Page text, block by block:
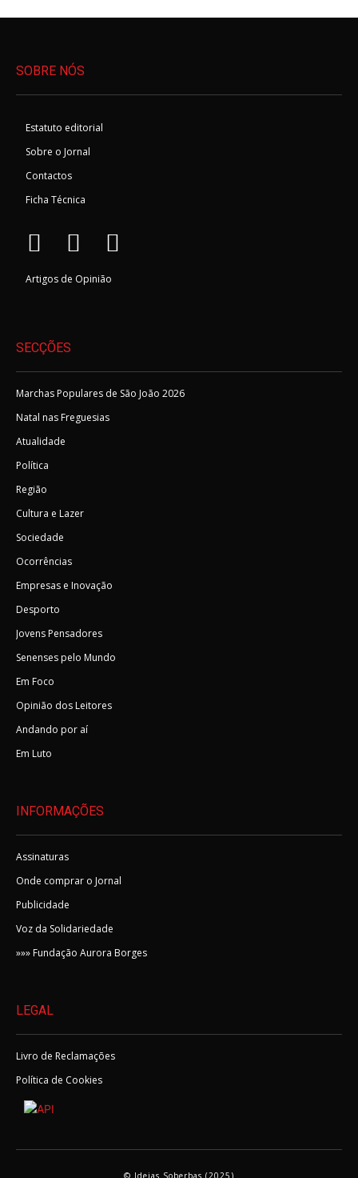
SOBRE NÓS
Estatuto editorial
Sobre o Jornal
Contactos
Ficha Técnica
Artigos de Opinião
SECÇÕES
Marchas Populares de São João 2026
Natal nas Freguesias
Atualidade
Política
Região
Cultura e Lazer
Sociedade
Ocorrências
Empresas e Inovação
Desporto
Jovens Pensadores
Senenses pelo Mundo
Em Foco
Opinião dos Leitores
Andando por aí
Em Luto
INFORMAÇÕES
Assinaturas
Onde comprar o Jornal
Publicidade
Voz da Solidariedade
»»» Fundação Aurora Borges
LEGAL
Livro de Reclamações
Política de Cookies
© Ideias Soberbas (2025)